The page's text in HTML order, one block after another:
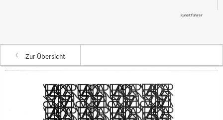
Kunstführer
Zur Übersicht